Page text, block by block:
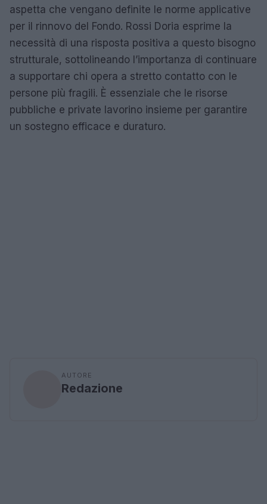
aspetta che vengano definite le norme applicative
per il rinnovo del Fondo. Rossi Doria esprime la
necessità di una risposta positiva a questo bisogno
strutturale, sottolineando l’importanza di continuare
a supportare chi opera a stretto contatto con le
persone più fragili. È essenziale che le risorse
pubbliche e private lavorino insieme per garantire
un sostegno efficace e duraturo.
AUTORE
Redazione